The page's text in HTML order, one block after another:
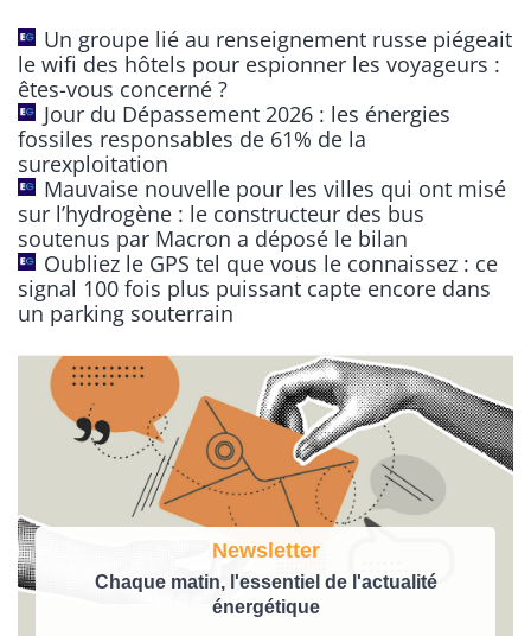
a
t
i
v
e
:
Un groupe lié au renseignement russe piégeait
le wifi des hôtels pour espionner les voyageurs :
êtes-vous concerné ?
Jour du Dépassement 2026 : les énergies
fossiles responsables de 61% de la
surexploitation
Mauvaise nouvelle pour les villes qui ont misé
sur l’hydrogène : le constructeur des bus
soutenus par Macron a déposé le bilan
Oubliez le GPS tel que vous le connaissez : ce
signal 100 fois plus puissant capte encore dans
un parking souterrain
Newsletter
Chaque matin, l'essentiel de l'actualité
énergétique